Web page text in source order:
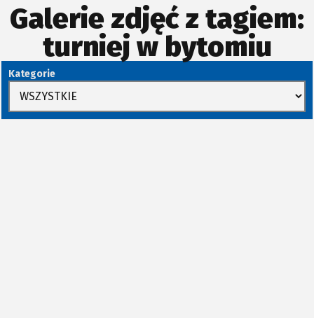
Galerie zdjęć z tagiem:
turniej w bytomiu
Kategorie